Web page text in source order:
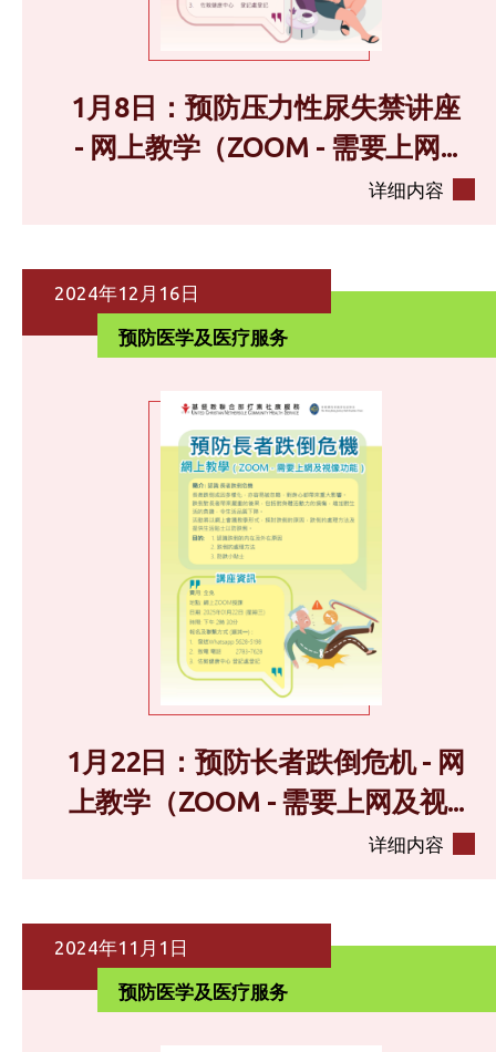
1月8日：预防压力性尿失禁讲座
- 网上教学（ZOOM - 需要上网...
详细内容
2024年12月16日
预防医学及医疗服务
1月22日：预防长者跌倒危机 - 网
上教学（ZOOM - 需要上网及视...
详细内容
2024年11月1日
预防医学及医疗服务